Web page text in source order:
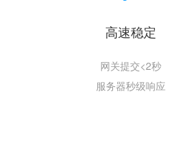
高速稳定
网关提交<2秒
服务器秒级响应